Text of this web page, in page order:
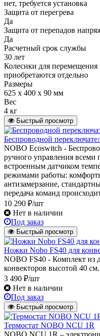
нет, требуется установка
Защита от перегрева
Да
Защита от перепадов
Да
Расчетный срок службы
30 лет
Колесики для перемещения
приобретаются отдельно
Размеры
625 x 400 x 90 мм
Вес
4 кг
Быстрый просмотр
Беспроводной
NOBO Ecoswitch -
ручного управления всеми
встроенным датчиком
режимами работы:
антизамерзание,
передача команд
10 290 ₽/шт
Нет в наличии
Под заказ
Быстрый просмотр
Ножки Nobo FS40 для
NOBO FS40 - Комплект из
конвекторов высотой 40 см.
3 490 ₽/шт
Нет в наличии
Под заказ
Быстрый просмотр
Термостат NOBO NCU 1R
NOBO NCU 1R –